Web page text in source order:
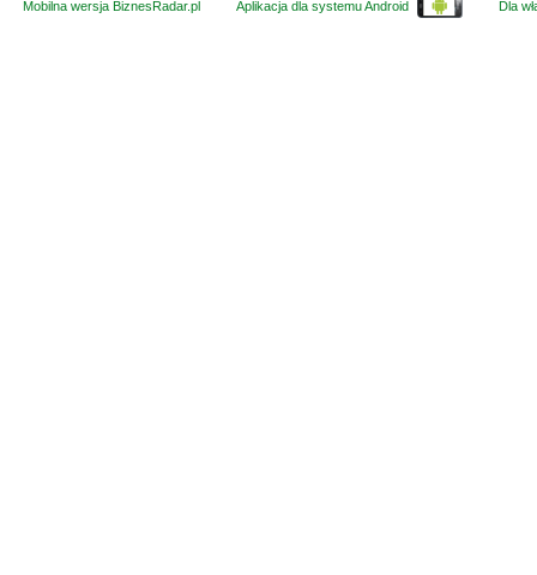
Mobilna wersja BiznesRadar.pl
Aplikacja dla systemu Android Dla